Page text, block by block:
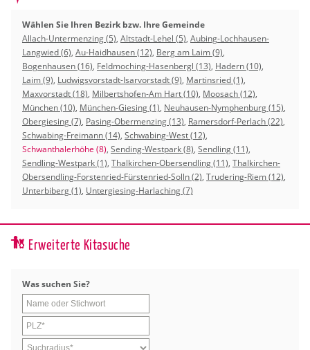
Wählen Sie Ihren Bezirk bzw. Ihre Gemeinde
Allach-Untermenzing (5), Altstadt-Lehel (5), Aubing-Lochhausen-
Langwied (6), Au-Haidhausen (12), Berg am Laim (9),
Bogenhausen (16), Feldmoching-Hasenbergl (13), Hadern (10),
Laim (9), Ludwigsvorstadt-Isarvorstadt (9), Martinsried (1),
Maxvorstadt (18), Milbertshofen-Am Hart (10), Moosach (12),
München (10), München-Giesing (1), Neuhausen-Nymphenburg (15),
Obergiesing (7), Pasing-Obermenzing (13), Ramersdorf-Perlach (22),
Schwabing-Freimann (14), Schwabing-West (12),
Schwanthalerhöhe (8), Sending-Westpark (8), Sendling (11),
Sendling-Westpark (1), Thalkirchen-Obersendling (11), Thalkirchen-
Obersendling-Forstenried-Fürstenried-Solln (2), Trudering-Riem (12),
Unterbiberg (1), Untergiesing-Harlaching (7)
Erweiterte Kitasuche
Was su­chen Sie?